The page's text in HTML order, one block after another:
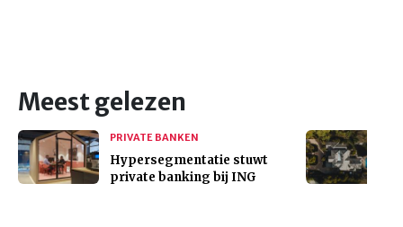
Meest gelezen
PRIVATE BANKEN
Hypersegmentatie stuwt
private banking bij ING